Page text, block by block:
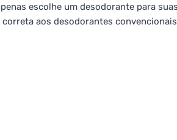
escolhe um desodorante para
aos desodorantes